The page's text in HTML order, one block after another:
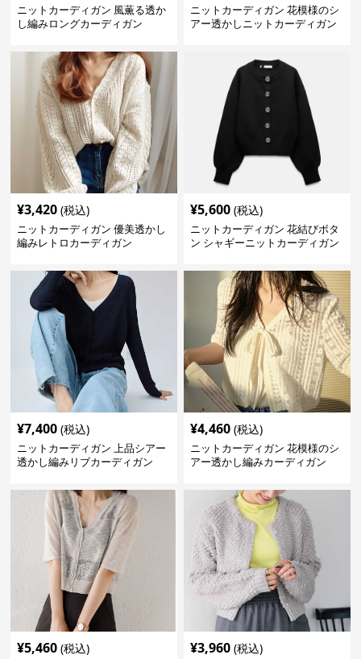
ニットカーディガン 風薫る透か
し編みロングカーディガン
ニットカーディガン 花模様のシ
アー透かしニットカーディガン
¥3,420 (税込)
ニットカーディガン 優美透かし
編みレトロカーディガン
¥5,600 (税込)
ニットカーディガン 花結びボタ
ン シャギーニットカーディガン
¥7,400 (税込)
ニットカーディガン 上品シアー
透かし編みリブカーディガン
¥4,460 (税込)
ニットカーディガン 花模様のシ
アー透かし編みカーディガン
¥5,460 (税込) ¥3,960 (税込)